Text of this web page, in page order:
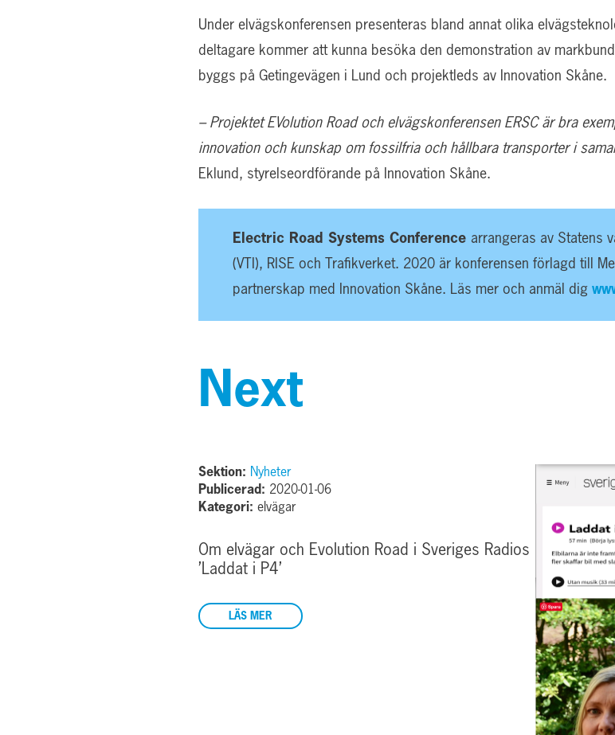
Under elvägskonferensen presenteras bland annat olika
deltagare kommer att kunna besöka den demonstration av
byggs på Getingevägen i Lund och projektleds av Innovation Skåne.
– Projektet EVolution Road och elvägskonferensen ERSC är bra
innovation och kunskap om fossilfria och hållbara transporter i
Eklund, styrelseordförande på Innovation Skåne.
Electric Road Systems Conference arrangeras av Statens
(VTI), RISE och Trafikverket. 2020 är konferensen förlagd till
partnerskap med Innovation Skåne. Läs mer och anmäl dig
Next
Sektion: Nyheter
Publicerad: 2020-01-06
Kategori: elvägar
Om elvägar och Evolution Road i Sveriges Radios
’Laddat i P4’
LÄS MER